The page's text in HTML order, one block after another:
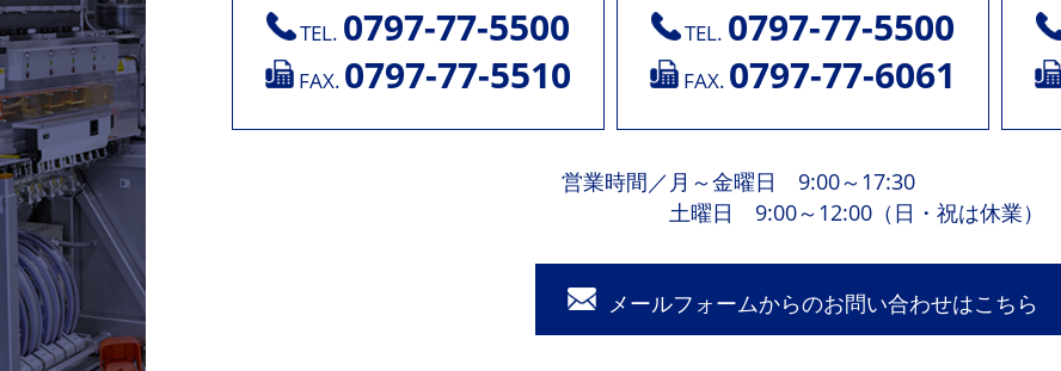
TEL. 0797-77-5500
FAX. 0797-77-5510
TEL. 0797-77-5500
FAX. 0797-77-6061
営業時間 ／ 月～金曜日 9:00～17:30
土曜日 9:00～12:00（日・祝は休業）
メールフォームからのお問い合わせはこちら